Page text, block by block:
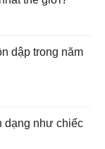
dập trong năm
dạng như chiếc